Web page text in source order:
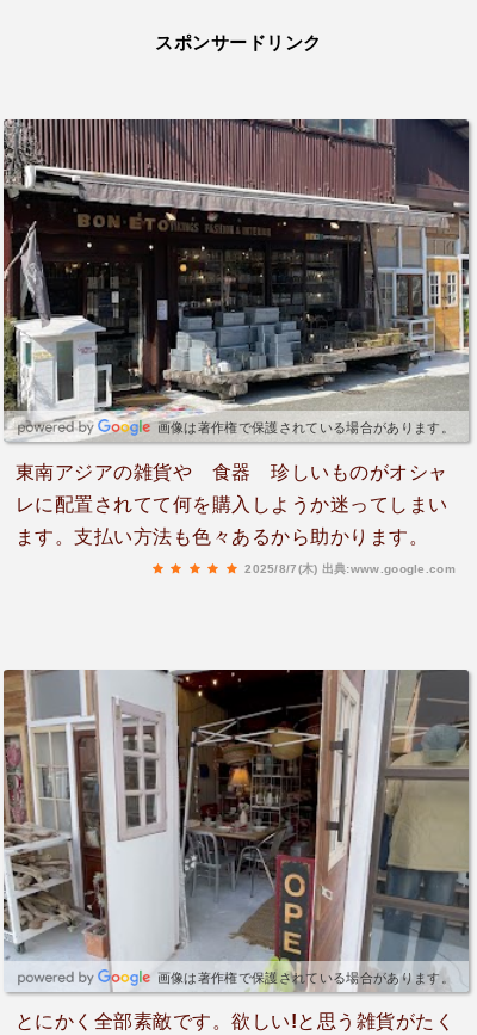
スポンサードリンク
画像は著作権で保護されている場合があります。
東南アジアの雑貨や 食器 珍しいものがオシャ
レに配置されてて何を購入しようか迷ってしまい
ます。支払い方法も色々あるから助かります。
2025/8/7(木) 出典:www.google.com
画像は著作権で保護されている場合があります。
とにかく全部素敵です。欲しい!と思う雑貨がたく